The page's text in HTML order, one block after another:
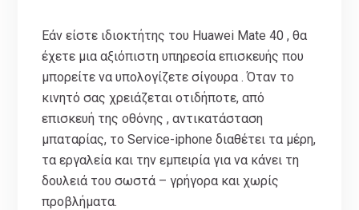
Εάν είστε ιδιοκτήτης του Huawei Mate 40 , θα
έχετε μια αξιόπιστη υπηρεσία επισκευής που
μπορείτε να υπολογίζετε σίγουρα . Όταν το
κινητό σας χρειάζεται οτιδήποτε, από
επισκευή της οθόνης , αντικατάσταση
μπαταρίας, το Service-iphone διαθέτει τα μέρη,
τα εργαλεία και την εμπειρία για να κάνει τη
δουλειά του σωστά – γρήγορα και χωρίς
προβλήματα.